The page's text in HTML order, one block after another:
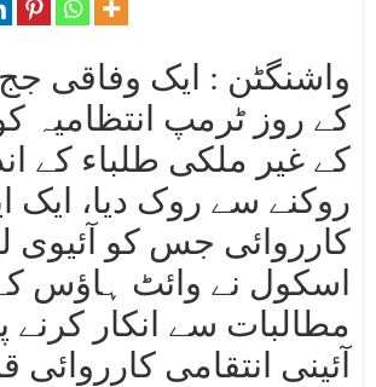
واشنگٹن : ایک وفاقی
کے روز ٹرمپ انتظامیہ
کے غیر ملکی طلباء کے
روکنے سے روک دیا، ایک
کارروائی جس کو آئیوی
اسکول نے وائٹ ہاؤس
مطالبات سے انکار کرنے
آئینی انتقامی کارروائی